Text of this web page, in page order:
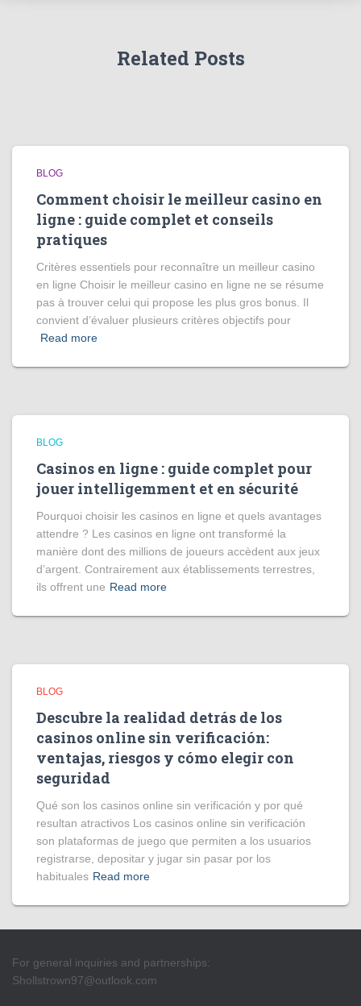
Related Posts
BLOG
Comment choisir le meilleur casino en
ligne : guide complet et conseils
pratiques
Critères essentiels pour reconnaître un meilleur casino
en ligne Choisir le meilleur casino en ligne ne se résume
pas à trouver celui qui propose les plus gros bonus. Il
convient d’évaluer plusieurs critères objectifs pour
Read more
BLOG
Casinos en ligne : guide complet pour
jouer intelligemment et en sécurité
Pourquoi choisir les casinos en ligne et quels avantages
attendre ? Les casinos en ligne ont transformé la
manière dont des millions de joueurs accèdent aux jeux
d’argent. Contrairement aux établissements terrestres,
ils offrent une Read more
BLOG
Descubre la realidad detrás de los
casinos online sin verificación:
ventajas, riesgos y cómo elegir con
seguridad
Qué son los casinos online sin verificación y por qué
resultan atractivos Los casinos online sin verificación
son plataformas de juego que permiten a los usuarios
registrarse, depositar y jugar sin pasar por los
habituales Read more
For general inquiries and partnerships:
Shollstrown97@outlook.com